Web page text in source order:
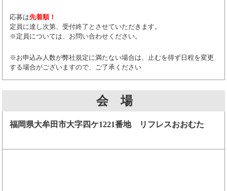
応募は先着順！
定員に達し次第、受付終了とさせていただきます。
※定員については、お問い合わせください。
※お申込み人数が弊社規定に満たない場合は、止むを得ず日程を変更
する場合がございますので、ご了承ください
会 場
福岡県大牟田市大字四ケ1221番地 リフレスおおむた